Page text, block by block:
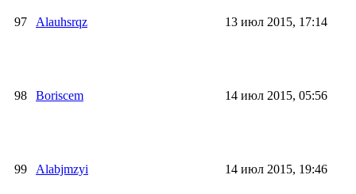
97 Alauhsrqz 13 июл 2015, 17:14
98 Boriscem 14 июл 2015, 05:56
99 Alabjmzyi 14 июл 2015, 19:46